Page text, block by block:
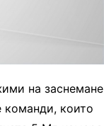
на заснемане
команди, които